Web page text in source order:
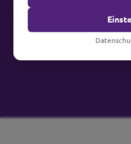
EU Reform
Wir lieben die EU - das